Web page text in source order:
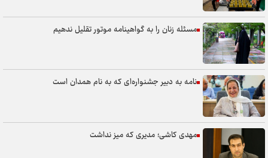
مسئله زنان را به گواهینامه موتور تقلیل ندهیم
نامه به دبیر جشنواره‌ای که به نام همدان است
مهدی کاشی؛ مدیری که میز نداشت